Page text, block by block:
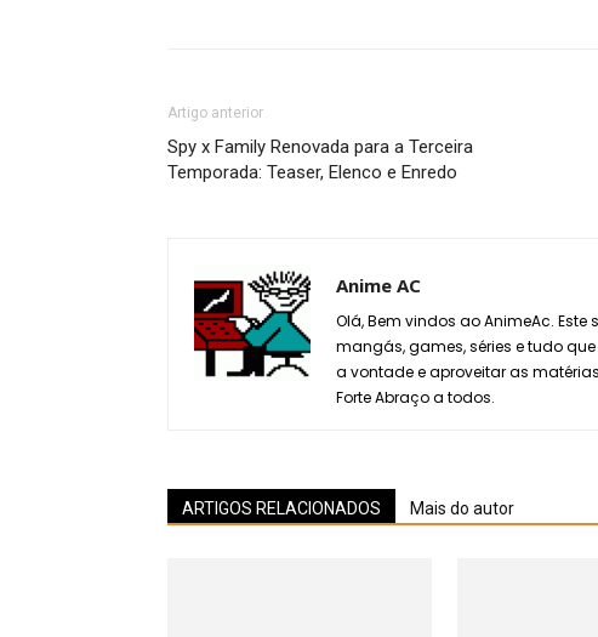
Artigo anterior
Spy x Family Renovada para a Terceira
Temporada: Teaser, Elenco e Enredo
Anime AC
Olá, Bem vindos ao AnimeAc.
mangás, games, séries e tudo
a vontade e aproveitar as
Forte Abraço a todos.
ARTIGOS RELACIONADOS Mais do autor